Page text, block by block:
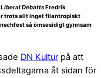
Liberal DebattsFredrik
trots allt inget filantropiskt
så ömsesidigt gynnsam
DN Kultur på att
åt sidan för